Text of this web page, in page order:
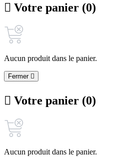
Votre panier (0)
Aucun produit dans le panier.
Fermer
Votre panier (0)
Aucun produit dans le panier.